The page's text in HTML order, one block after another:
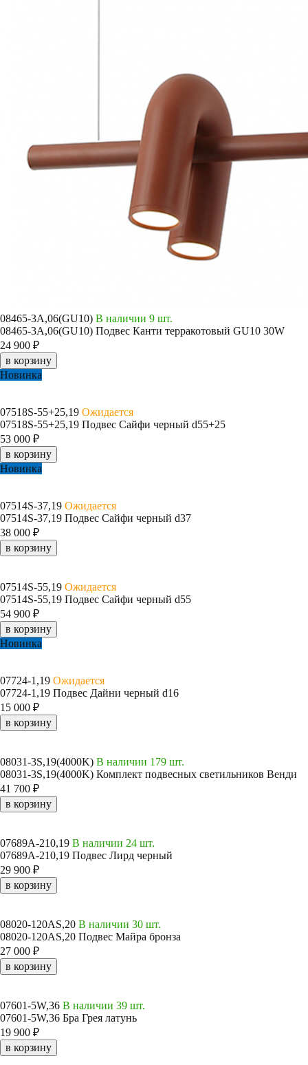
08465-3A,06(GU10) В наличии 9 шт.
08465-3A,06(GU10) Подвес Канти терракотовый GU10 30W
24 900 ₽
в корзину
Новинка
07518S-55+25,19 Ожидается
07518S-55+25,19 Подвес Сайфи черный d55+25
53 000 ₽
в корзину
Новинка
07514S-37,19 Ожидается
07514S-37,19 Подвес Сайфи черный d37
38 000 ₽
в корзину
07514S-55,19 Ожидается
07514S-55,19 Подвес Сайфи черный d55
54 900 ₽
в корзину
Новинка
07724-1,19 Ожидается
07724-1,19 Подвес Дайни черный d16
15 000 ₽
в корзину
08031-3S,19(4000K) В наличии 179 шт.
08031-3S,19(4000K) Комплект подвесных светильников Венди
41 700 ₽
в корзину
07689A-210,19 В наличии 24 шт.
07689A-210,19 Подвес Лирд черный
29 900 ₽
в корзину
08020-120AS,20 В наличии 30 шт.
08020-120AS,20 Подвес Майра бронза
27 000 ₽
в корзину
07601-5W,36 В наличии 39 шт.
07601-5W,36 Бра Грея латунь
19 900 ₽
в корзину